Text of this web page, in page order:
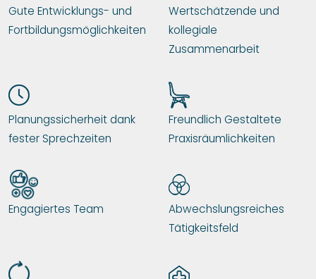
Gute Entwicklungs- und
Fortbildungsmöglichkeiten
Wertschätzende und
kollegiale
Zusammenarbeit
Planungssicherheit dank
fester Sprechzeiten
Freundlich Gestaltete
Praxisräumlichkeiten
Engagiertes Team
Abwechslungsreiches
Tätigkeitsfeld